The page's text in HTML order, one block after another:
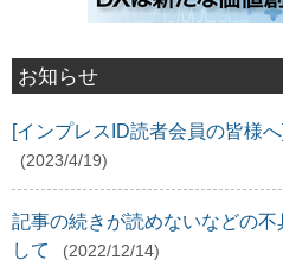
お知らせ
[インプレスID読者会員の皆様
(2023/4/19)
記事の続きが読めないなどの不
して
(2022/12/14)